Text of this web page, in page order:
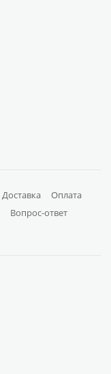
Доставка
Оплата
Вопрос-ответ